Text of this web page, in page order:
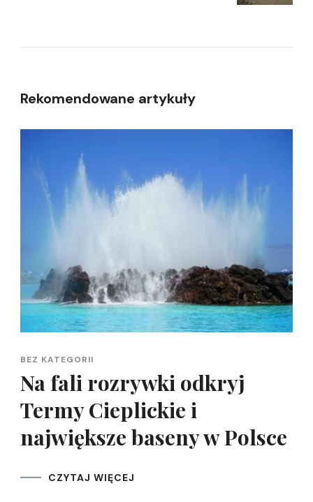
Rekomendowane artykuły
BEZ KATEGORII
Na fali rozrywki odkryj
Termy Cieplickie i
największe baseny w Polsce
CZYTAJ WIĘCEJ